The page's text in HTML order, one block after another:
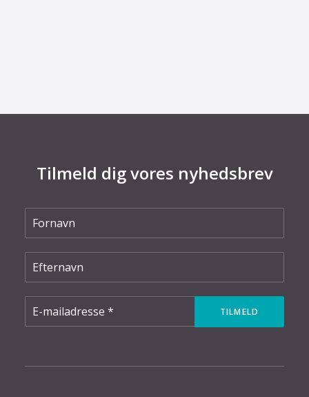
Tilmeld dig vores nyhedsbrev